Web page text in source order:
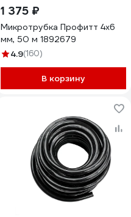
1 375 ₽
Микротрубка Профитт 4x6
мм, 50 м 1892679
4.9(160)
В корзину